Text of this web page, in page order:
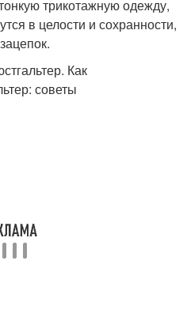
трикотажную одежду,
в целости и сохранности,